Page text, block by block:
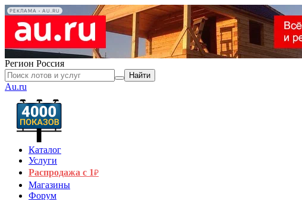
РЕКЛАМА • AU.RU
Регион Россия
Найти
Au.ru
Каталог
Услуги
Распродажа с 1₽
Магазины
Форум